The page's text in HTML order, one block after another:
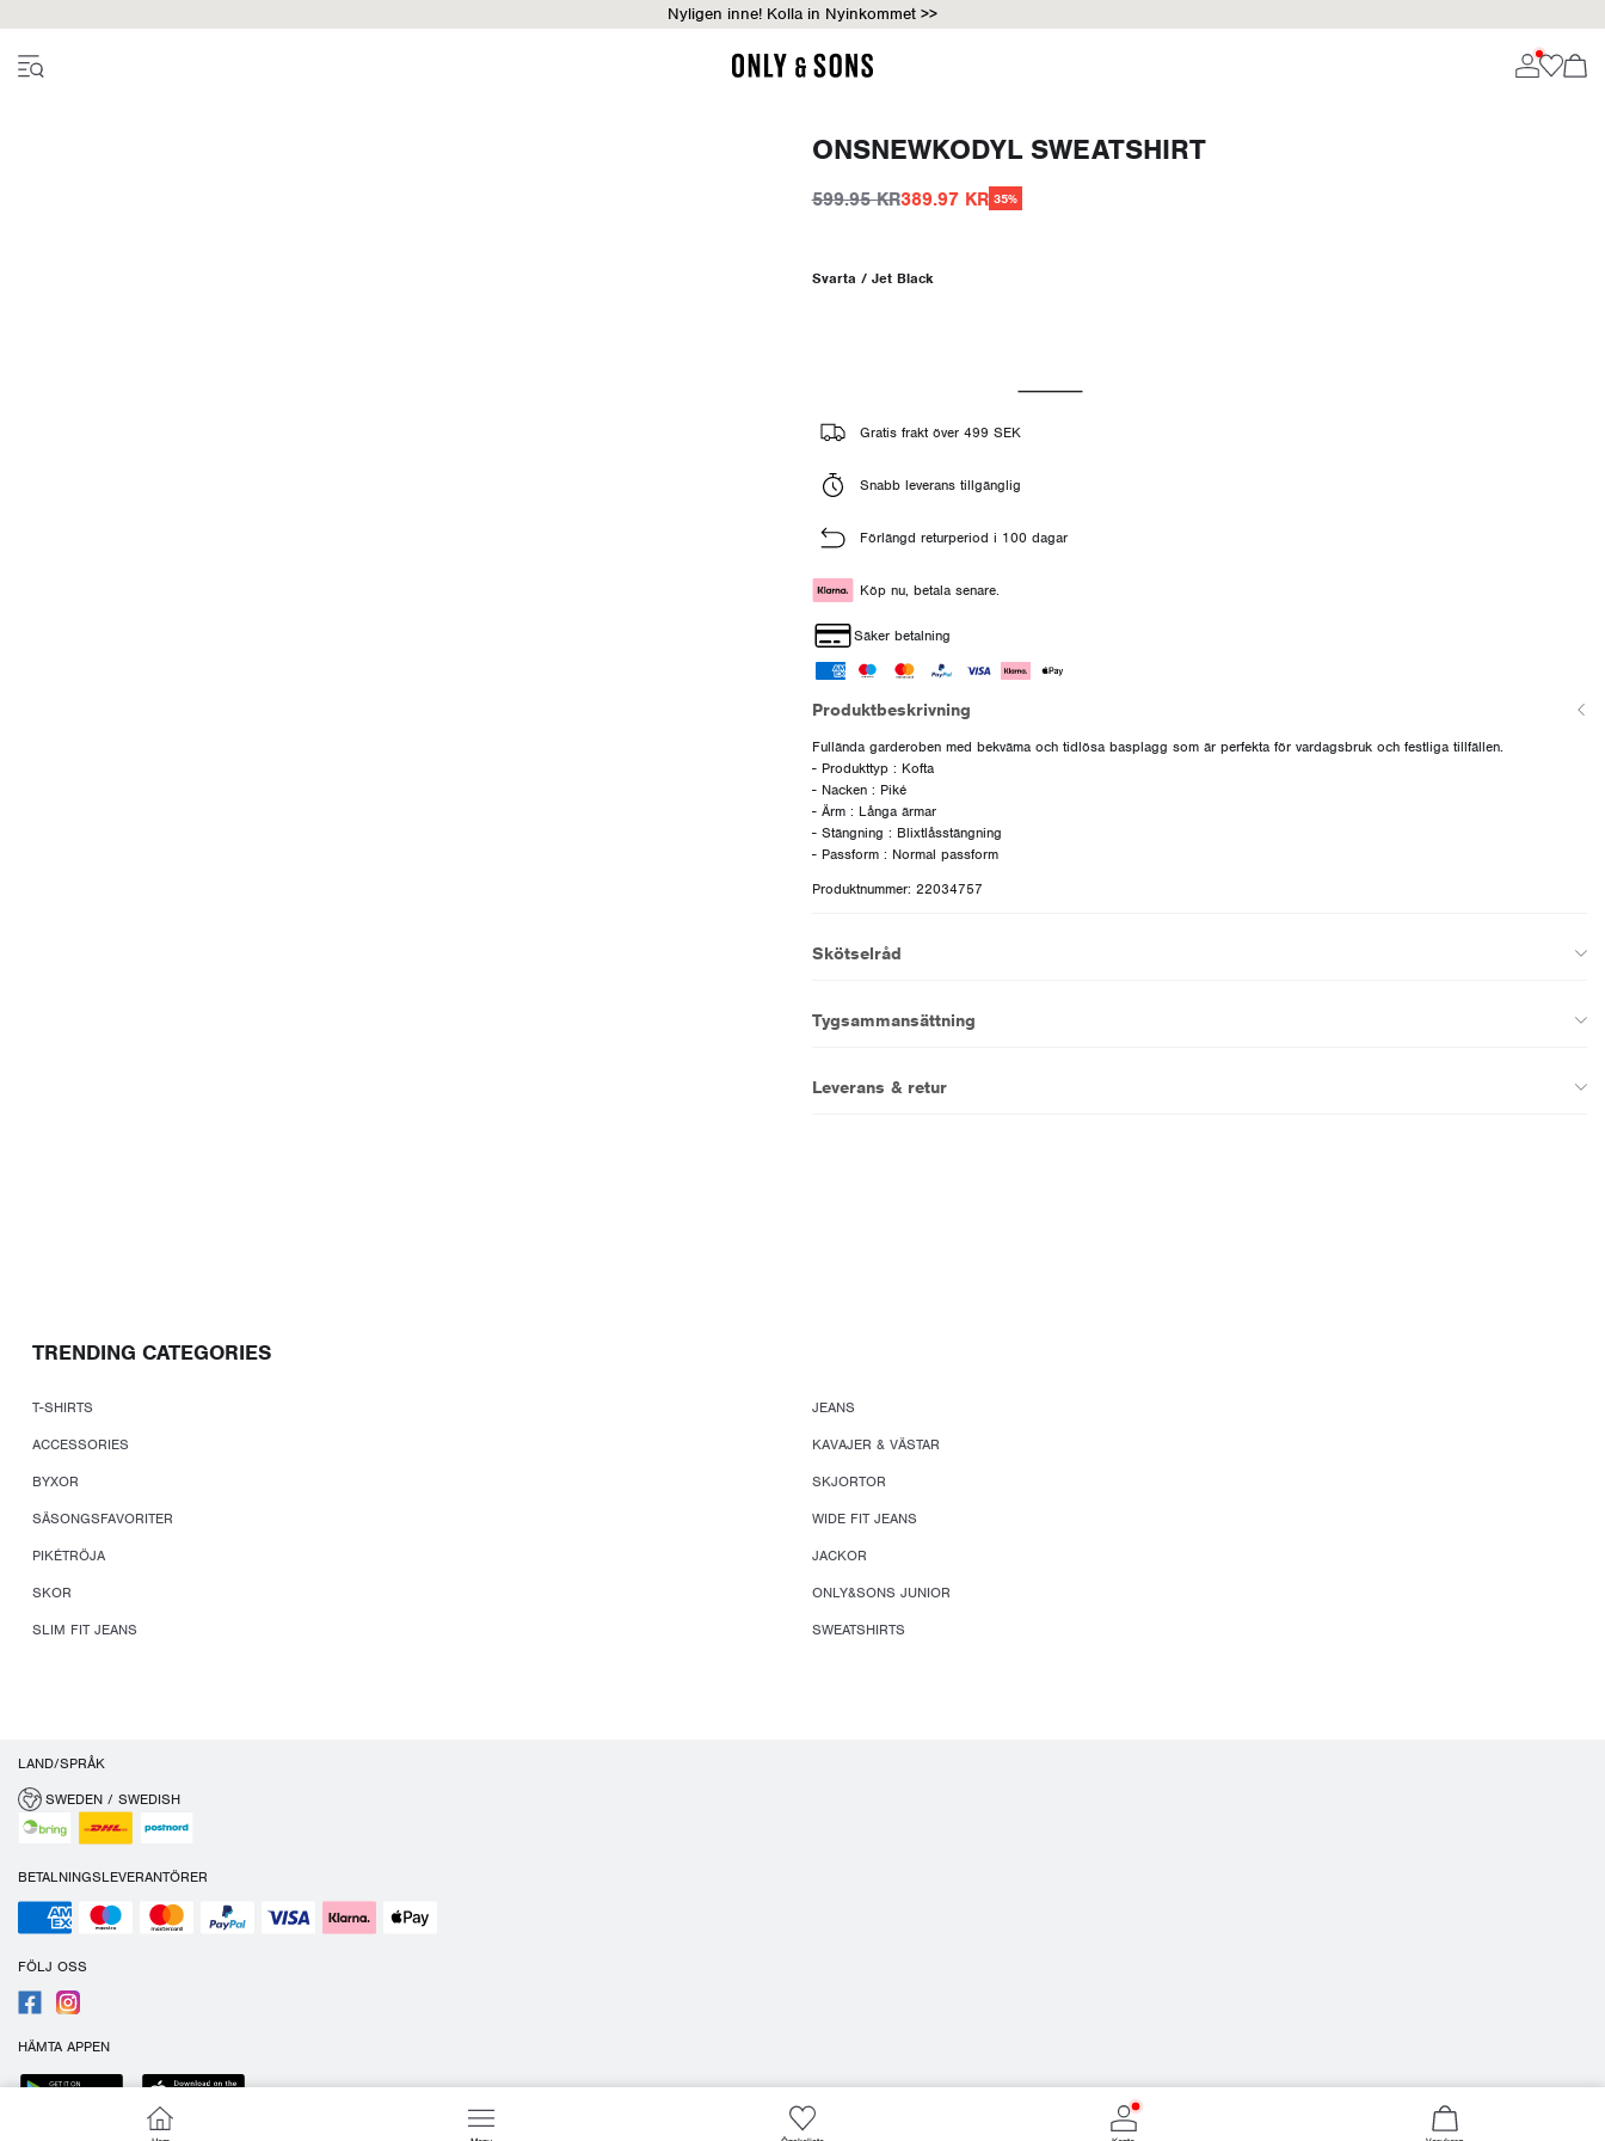
Nyligen inne! Kolla in Nyinkommet >>
ONSNEWKODYL SWEATSHIRT
599.95 KR389.97 KR 35%
Svarta / Jet Black
Gratis frakt över 499 SEK
Snabb leverans tillgänglig
Förlängd returperiod i 100 dagar
Köp nu, betala senare.
Säker betalning
Produktbeskrivning
Fullända garderoben med bekväma och tidlösa basplagg som är perfekta för vardagsbruk och festliga tillfällen.
- Produkttyp : Kofta
- Nacken : Piké
- Ärm : Långa ärmar
- Stängning : Blixtlåsstängning
- Passform : Normal passform
Produktnummer: 22034757
Skötselråd
Tygsammansättning
Leverans & retur
TRENDING CATEGORIES
T-SHIRTS
JEANS
ACCESSORIES
KAVAJER & VÄSTAR
BYXOR
SKJORTOR
SÄSONGSFAVORITER
WIDE FIT JEANS
PIKÉTRÖJA
JACKOR
SKOR
ONLY&SONS JUNIOR
SLIM FIT JEANS
SWEATSHIRTS
LAND/SPRÅK
SWEDEN / SWEDISH
BETALNINGSLEVERANTÖRER
FÖLJ OSS
HÄMTA APPEN